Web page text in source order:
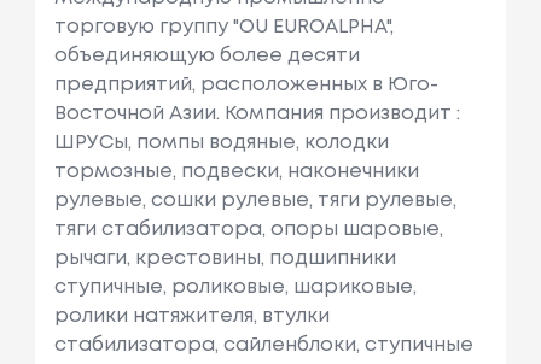
торговую группу "OU EUROALPHA",
объединяющую более десяти
предприятий, расположенных в Юго-
Восточной Азии. Компания производит :
ШРУСы, помпы водяные, колодки
тормозные, подвески, наконечники
рулевые, сошки рулевые, тяги рулевые,
тяги стабилизатора, опоры шаровые,
рычаги, крестовины, подшипники
ступичные, роликовые, шариковые,
ролики натяжителя, втулки
стабилизатора, сайленблоки, ступичные